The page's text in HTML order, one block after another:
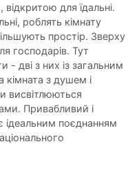
для їдальні.
роблять кімнату
простір. Зверху
господарів. Тут
- дві з них із загальним
з душем і
висвітлюються
Привабливий і
ідеальним поєднанням